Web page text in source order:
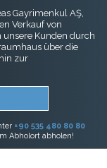
Gayrimenkul AŞ,
Verkauf von
unsere Kunden durch
über die
zur
+90 535 480 80 80
Abholort abholen!